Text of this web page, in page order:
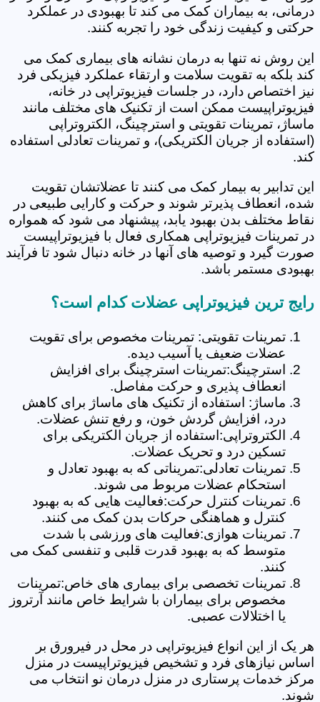
درمانی، به بیماران کمک می کند تا بهبودی در عملکرد
حرکتی و کیفیت زندگی خود را تجربه کنند.
این روش نه تنها به درمان نشانه های بیماری کمک می
کند بلکه به تقویت سلامت و ارتقاء عملکرد فیزیکی فرد
نیز اختصاص دارد، در جلسات فیزیوتراپی در خانه،
فیزیوتراپیست ممکن است از تکنیک های مختلف مانند
ماساژ، تمرینات تقویتی و استرچینگ، الکتروتراپی
(استفاده از جریان الکتریکی)، و تمرینات تعادلی استفاده
کند.
این تدابیر به بیمار کمک می کنند تا عضلاتشان تقویت
شده، انعطاف پذیرتر شوند و حرکت و کارایی طبیعی در
نقاط مختلف بدن بهبود یابد، پیشنهاد می شود که همواره
در تمرینات فیزیوتراپی همکاری فعال با فیزیوتراپیست
صورت گیرد و توصیه های آنها در خانه دنبال شود تا فرآیند
بهبودی مستمر باشد.
رایج ترین فیزیوتراپی عضلات کدام است؟
تمرینات تقویتی: تمرینات مخصوص برای تقویت
عضلات ضعیف یا آسیب دیده.
استرچینگ:تمرینات استرچینگ برای افزایش
انعطاف پذیری و حرکت مفاصل.
ماساژ: استفاده از تکنیک های ماساژ برای کاهش
درد، افزایش گردش خون، و رفع تنش عضلات.
الکتروتراپی:استفاده از جریان الکتریکی برای
تسکین درد و تحریک عضلات.
تمرینات تعادلی:تمریناتی که به بهبود تعادل و
استحکام عضلات مربوط می شوند.
تمرینات کنترل حرکت:فعالیت هایی که به بهبود
کنترل و هماهنگی حرکات بدن کمک می کنند.
تمرینات هوازی:فعالیت های ورزشی با شدت
متوسط که به بهبود قدرت قلبی و تنفسی کمک می
کنند.
تمرینات تخصصی برای بیماری های خاص:تمرینات
مخصوص برای بیماران با شرایط خاص مانند آرتروز
یا اختلالات عصبی.
هر یک از این انواع فیزیوتراپی در محل در فیرورق بر
اساس نیازهای فرد و تشخیص فیزیوتراپیست در منزل
مرکز خدمات پرستاری در منزل درمان نو انتخاب می
شوند.